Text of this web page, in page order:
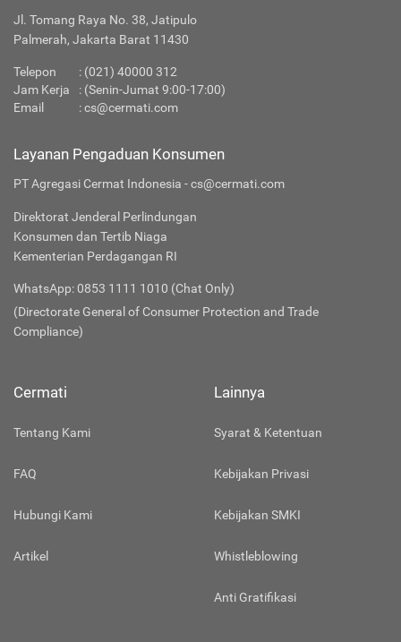
Jl. Tomang Raya No. 38, Jatipulo
Palmerah, Jakarta Barat 11430
Telepon : (021) 40000 312
Jam Kerja
: (Senin-Jumat 9:00-17:00)
Email
:cs@cermati.com
Layanan Pengaduan Konsumen
PT Agregasi Cermat Indonesia - cs@cermati.com
Direktorat Jenderal Perlindungan
Konsumen dan Tertib Niaga
Kementerian Perdagangan RI
WhatsApp: 0853 1111 1010 (Chat Only)
(Directorate General of Consumer Protection and Trade
Compliance)
Cermati
Tentang Kami
FAQ
Hubungi Kami
Artikel
Lainnya
Syarat & Ketentuan
Kebijakan Privasi
Kebijakan SMKI
Whistleblowing
Anti Gratifikasi